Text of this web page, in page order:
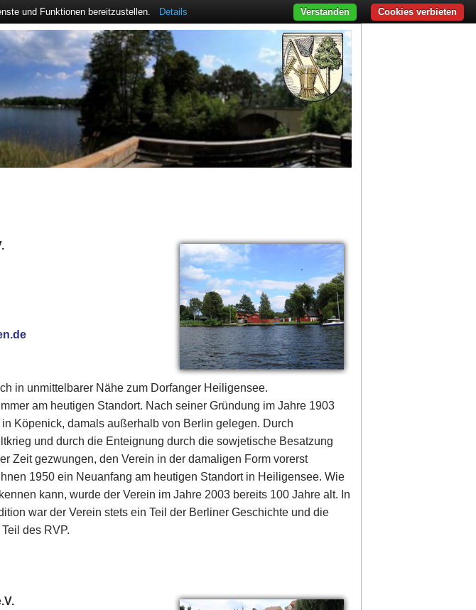
in unmittelbarer Nähe zum Dorfanger Heiligensee.
am heutigen Standort. Nach seiner Gründung im Jahre 1903
Köpenick, damals außerhalb von Berlin gelegen. Durch
und durch die Enteignung durch die sowjetische Besatzung
Zeit gezwungen, den Verein in der damaligen Form vorerst
1950 ein Neuanfang am heutigen Standort in Heiligensee. Wie
kann, wurde der Verein im Jahre 2003 bereits 100 Jahre alt. In
war der Verein stets ein Teil der Berliner Geschichte und die
des RVP.
und Funktionen bereitzustellen. Details Cookies verbieten
Verstanden